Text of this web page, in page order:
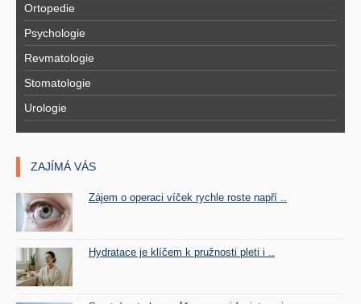
Ortopedie
Psychologie
Revmatologie
Stomatologie
Urologie
ZAJÍMÁ VÁS
Zájem o operaci víček rychle roste napří ..
Hydratace je klíčem k pružnosti pleti i ..